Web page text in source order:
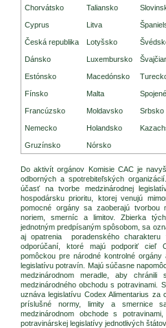
Chorvátsko Taliansko
Cyprus Litva
Česká republika Lotyšsko
Dánsko Luxembursko
Estónsko Macedónsko
Fínsko Malta
Francúzsko Moldavsko Srbsko
Nemecko Holandsko
Gruzínsko Nórsko
Do aktivít orgánov Komisie CAC je
odborných a spotrebiteľských
účasť na tvorbe medzinárodnej
hospodársku prioritu, ktorej venujú
pomocné orgány sa zaoberajú tvorbou
noriem, smerníc a limitov. Zbierka
jednotným predpísaným spôsobom, sa
aj opatrenia poradenského
odporúčaní, ktoré majú podporiť cieľ
pomôckou pre národné kontrolné
legislatívu potravín. Majú súčasne
medzinárodnom meradle, aby
medzinárodného obchodu s potravinami.
uznáva legislatívu Codex Alimentarius
príslušné normy, limity a smernice
medzinárodnom obchode s
potravinárskej legislatívy jednotlivých štátov.